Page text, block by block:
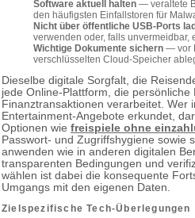
Software aktuell halten — veraltete
den häufigsten Einfallstoren für
Nicht über öffentliche USB-Ports
verwenden oder, falls unvermeidbar,
Wichtige Dokumente sichern — vor
verschlüsselten Cloud-Speicher
Dieselbe digitale Sorgfalt, die
jede Online-Plattform, die persönliche
Finanztransaktionen verarbeitet. Wer
Entertainment-Angebote erkundet,
Optionen wie freispiele ohne
Passwort- und Zugriffshygiene sowie
anwenden wie in anderen digitalen
transparenten Bedingungen und
wählen ist dabei die konsequente
Umgangs mit den eigenen Daten.
Zielspezifische Tech-Überlegungen